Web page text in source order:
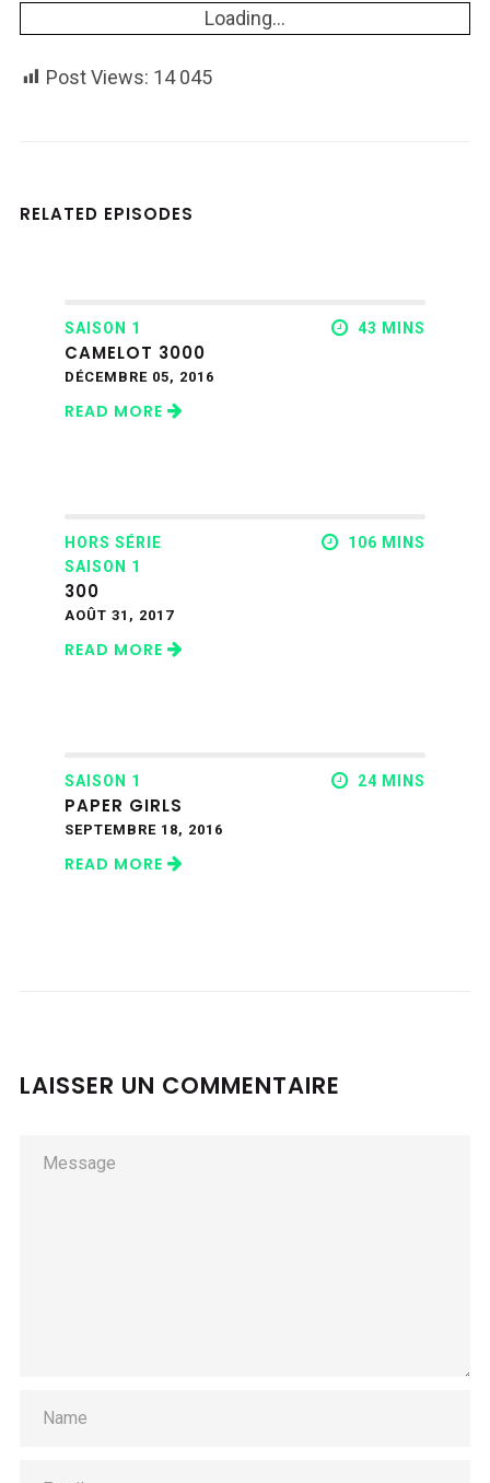
Loading...
Post Views: 14 045
RELATED EPISODES
SAISON 1 43 MINS
CAMELOT 3000
DÉCEMBRE 05, 2016
READ MORE
HORS SÉRIE
SAISON 1
106 MINS
300
AOÛT 31, 2017
READ MORE
SAISON 1 24 MINS
PAPER GIRLS
SEPTEMBRE 18, 2016
READ MORE
LAISSER UN COMMENTAIRE